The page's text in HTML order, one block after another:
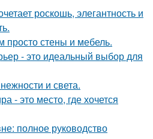
роскошь, элегантность и
просто стены и мебель.
- это идеальный выбор для
и света.
- это место, где хочется
полное руководство